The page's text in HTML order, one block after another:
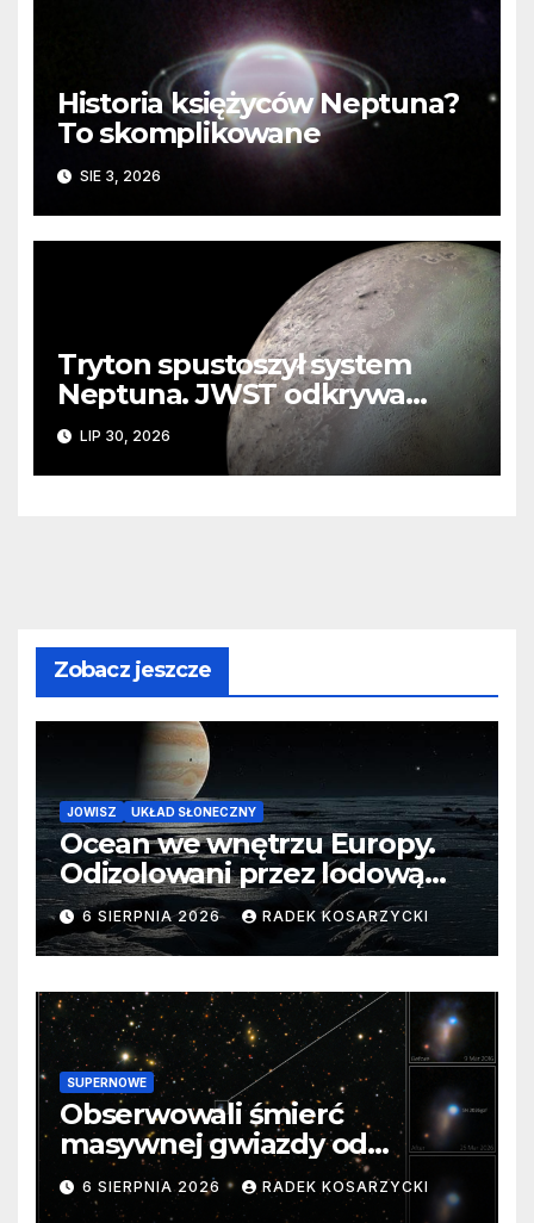
Historia księżyców Neptuna?
To skomplikowane
SIE 3, 2026
Tryton spustoszył system
Neptuna. JWST odkrywa
ślady kosmicznej katastrofy i
zaginionego lodu
LIP 30, 2026
Zobacz jeszcze
JOWISZ UKŁAD SŁONECZNY
Ocean we wnętrzu Europy.
Odizolowani przez lodową
barierę
6 SIERPNIA 2026 RADEK KOSARZYCKI
SUPERNOWE
Obserwowali śmierć
masywnej gwiazdy od
samego początku. Niezwykle
cenne dane
6 SIERPNIA 2026 RADEK KOSARZYCKI